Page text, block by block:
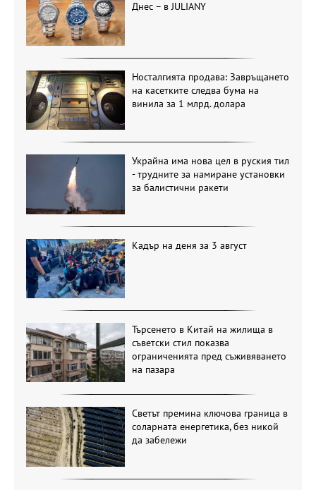
Днес – в JULIANY
Носталгията продава: Завръщането
на касетките следва бума на
винила за 1 млрд. долара
Украйна има нова цел в руския тил
- трудните за намиране установки
за балистични ракети
Кадър на деня за 3 август
Търсенето в Китай на жилища в
съветски стил показва
ограниченията пред съживяването
на пазара
Светът премина ключова граница в
соларната енергетика, без никой
да забележи